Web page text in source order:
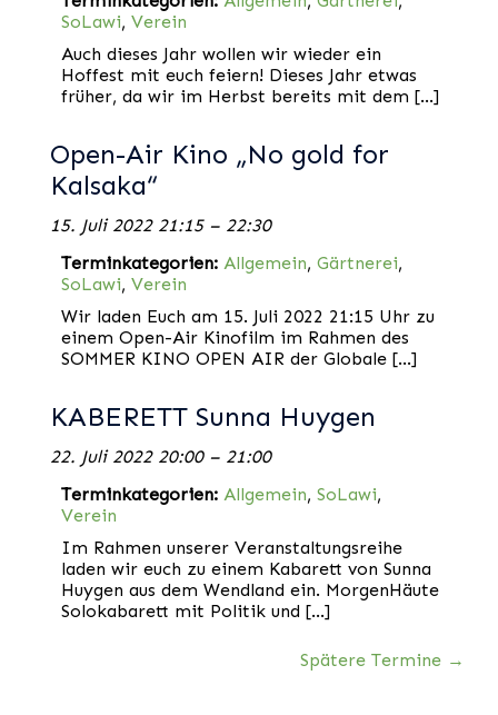
SoLawi, Verein
Auch dieses Jahr wollen wir wieder ein
Hoffest mit euch feiern! Dieses Jahr etwas
früher, da wir im Herbst bereits mit dem […]
Open-Air Kino „No gold for
Kalsaka“
15. Juli 2022 21:15– 22:30
Terminkategorien: Allgemein, Gärtnerei,
SoLawi, Verein
Wir laden Euch am 15. Juli 2022 21:15 Uhr zu
einem Open-Air Kinofilm im Rahmen des
SOMMER KINO OPEN AIR der Globale […]
KABERETT Sunna Huygen
22. Juli 2022 20:00– 21:00
Terminkategorien: Allgemein, SoLawi,
Verein
Im Rahmen unserer Veranstaltungsreihe
laden wir euch zu einem Kabarett von Sunna
Huygen aus dem Wendland ein. MorgenHäute
Solokabarett mit Politik und […]
Spätere Termine →